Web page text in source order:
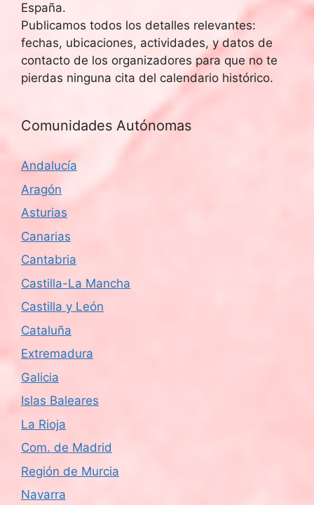
España.
Publicamos todos los detalles relevantes:
fechas, ubicaciones, actividades, y datos de
contacto de los organizadores para que no te
pierdas ninguna cita del calendario histórico.
Comunidades Autónomas
Andalucía
Aragón
Asturias
Canarias
Cantabria
Castilla-La Mancha
Castilla y León
Cataluña
Extremadura
Galicia
Islas Baleares
La Rioja
Com. de Madrid
Región de Murcia
Navarra